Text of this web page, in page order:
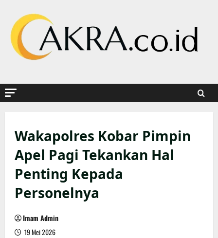
content
Wakapolres Kobar Pimpin
Apel Pagi Tekankan Hal
Penting Kepada
Personelnya
Imam Admin
19 Mei 2026